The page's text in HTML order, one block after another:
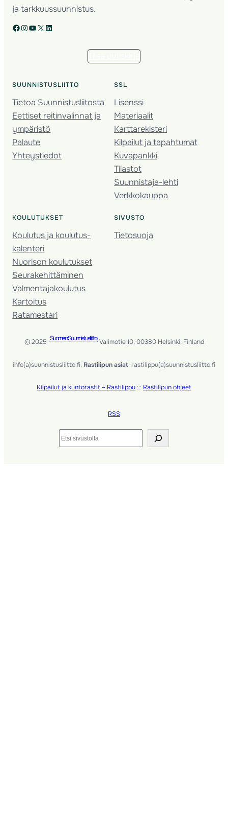
ja tarkkuussuunnistus.
Facebook Instagram YouTube X LinkedIn
SUUNNISTUSLIITTO
Tietoa Suunnistusliitosta
Eettiset reitinvalinnat ja
ympäristö
Palaute
Yhteystiedot
SSL
Lisenssi
Materiaalit
Karttarekisteri
Kilpailut ja tapahtumat
Kuvapankki
Tilastot
Suunnistaja-lehti
Verkkokauppa
KOULUTUKSET
Koulutus ja koulutus­
kalenteri
Nuorison koulutukset
Seura­kehittäminen
Valmentaja­koulutus
Kartoitus
Ratamestari
SIVUSTO
Tietosuoja
© 2025 ·Suomen Suunnistusliitto· Valimotie 10, 00380 Helsinki, Finland
info(a)suunnistusliitto.fi, Rastilipun asiat: rastilippu(a)suunnistusliitto.fi
Kilpailut ja kuntorastit – Rastilippu ::: Rastilipun ohjeet
RSS
Etsi